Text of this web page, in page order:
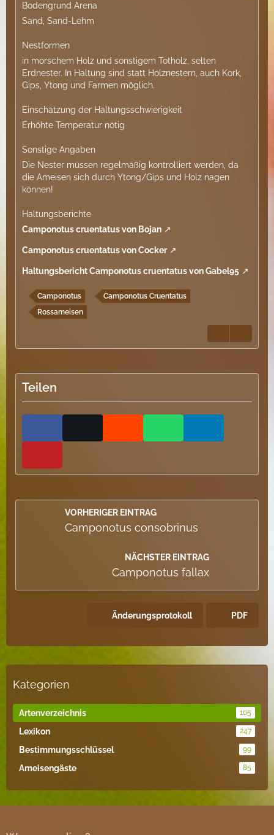
Bodengrund Arena
Sand, Sand-Lehm
Nestformen
in morschem Holz und sonstigem Totholz, selten
Erdnester. In Haltung sind statt Holznestern, auch Kork,
Gips, Ytong und Farmen möglich.
Einschätzung der Haltungsschwierigkeit
Erhöhte Temperatur nötig
Sonstige Angaben
Die Nester müssen regelmäßig kontrolliert werden, da
die Ameisen sich durch Ytong/Gips und Holz nagen
können!
Haltungsberichte
Camponotus cruentatus von Bojan
Camponotus cruentatus von Cocker
Haltungsbericht Camponotus cruentatus von Gabel95
Camponotus
Camponotus Cruentatus
Rossameisen
Teilen
VORHERIGER EINTRAG
Camponotus consobrinus
NÄCHSTER EINTRAG
Camponotus fallax
Änderungsprotokoll PDF
Kategorien
Artenverzeichnis 105
Lexikon 247
Bestimmungsschlüssel 99
Ameisengäste 85